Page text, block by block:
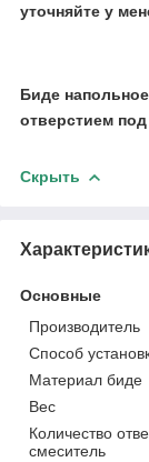
уточняйте у
Биде
отверстием
Скрыть
Основные
Производитель
Способ
Материал биде
Вес
Количество
смеситель